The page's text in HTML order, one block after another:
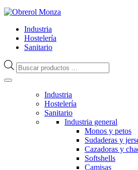
Industria
Hostelería
Sanitario
Búsqueda
de
Industria
Hostelería
Sanitario
Industria general
Monos y petos
Sudaderas y
Cazadoras y
Softshells
Camisas